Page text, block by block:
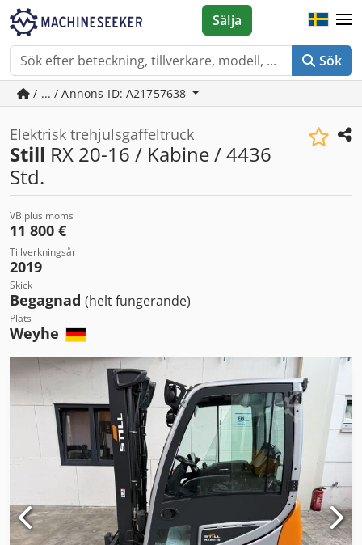
Sök
Sälja
/ ... / Annons-ID: A21757638
Elektrisk trehjulsgaffeltruck
Still RX 20-16 / Kabine / 4436
Std.
VB plus moms
11 800 €
Tillverkningsår
2019
Skick
Begagnad (helt fungerande)
Plats
Weyhe